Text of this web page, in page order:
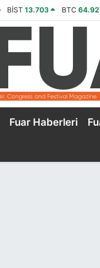
BİST13.703 BTC
Fuar Haberleri